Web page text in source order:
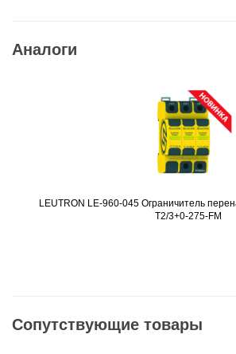
Аналоги
Подробнее
LEUTRON LE-960-045 Ограничитель
T2/3+0-275-FM
Сопутствующие товары